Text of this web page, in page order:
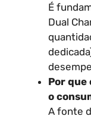
É
Dual
Por que
o
A fonte